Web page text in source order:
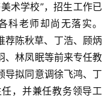
术学校”，招生工作已
科老师却尚无落实。
荐陈秋草、丁浩、顾炳
、林凤眠等前来专任教
导拟同意调徐飞鸿、丁
，并兼任教务领导工